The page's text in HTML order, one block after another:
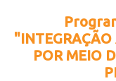
POR MEIO